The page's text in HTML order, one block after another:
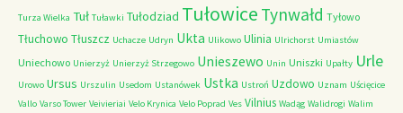
Turza Wielka Tuł Tuławki Tułodziad Tułowice Tynwałd Tyłowo
Tłuchowo Tłuszcz Uchacze Udryn Ukta Ulikowo Ulinia Ulrichorst Umiastów
Uniechowo Unierzyż Unierzyż Strzegowo Unieszewo Unin Uniszki Upałty Urle
Urowo Ursus Urszulin Usedom Ustanówek Ustka Ustroń Uzdowo Uznam Uścięcice
Vallo Varso Tower Veivieriai Velo Krynica Velo Poprad Ves Vilnius Wadąg Walidrogi Walim